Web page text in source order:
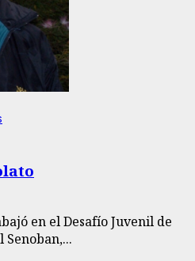
en el Desafío Juvenil de